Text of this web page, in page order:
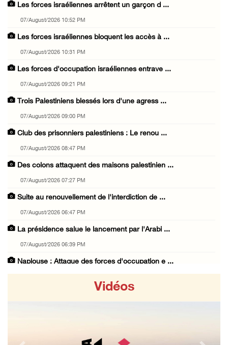
Les forces israéliennes arrêtent un garçon d ...
07/August/2026 10:52 PM
Les forces israéliennes bloquent les accès à ...
07/August/2026 10:31 PM
Les forces d'occupation israéliennes entrave ...
07/August/2026 09:21 PM
Trois Palestiniens blessés lors d'une agress ...
07/August/2026 09:00 PM
Club des prisonniers palestiniens : Le renou ...
07/August/2026 08:47 PM
Des colons attaquent des maisons palestinien ...
07/August/2026 07:27 PM
Suite au renouvellement de l'interdiction de ...
07/August/2026 06:47 PM
La présidence salue le lancement par l'Arabi ...
07/August/2026 06:39 PM
Naplouse : Attaque des forces d'occupation e ...
07/August/2026 02:45 PM
Vidéos